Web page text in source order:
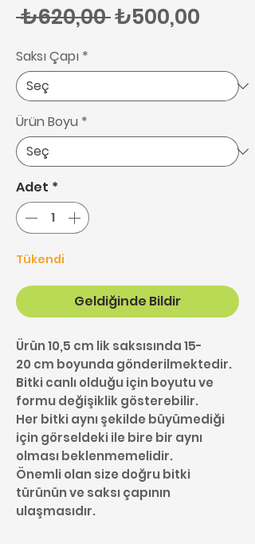
₺620,00 Normal Fiyat
₺500,00
Saksı Çapı *
Ürün Boyu *
Adet *
Tükendi
Geldiğinde Bildir
Ürün 10,5 cm lik saksısında 15-
20 cm boyunda gönderilmektedir.
Bitki canlı olduğu için boyutu ve
formu değişiklik gösterebilir.
Her bitki aynı şekilde büyümediği
için görseldeki ile bire bir aynı
olması beklenmemelidir.
Önemli olan size doğru bitki
türünün ve saksı çapının
ulaşmasıdır.